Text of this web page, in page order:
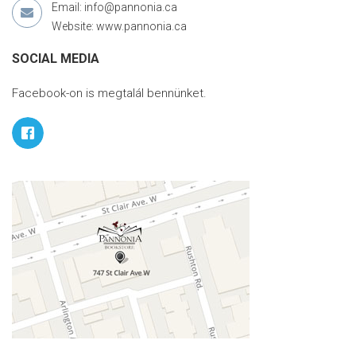
Email: info@pannonia.ca
Website: www.pannonia.ca
SOCIAL MEDIA
Facebook-on is megtalál bennünket.